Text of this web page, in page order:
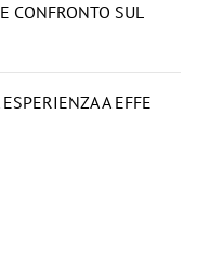
CONFRONTO SUL
A EFFE